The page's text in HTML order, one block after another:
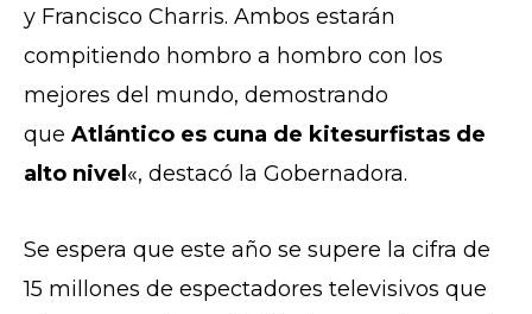
y Francisco Charris. Ambos estarán
compitiendo hombro a hombro con los
mejores del mundo, demostrando
que Atlántico es cuna de kitesurfistas de
alto nivel«, destacó la Gobernadora.
Se espera que este año se supere la cifra de
15 millones de espectadores televisivos que